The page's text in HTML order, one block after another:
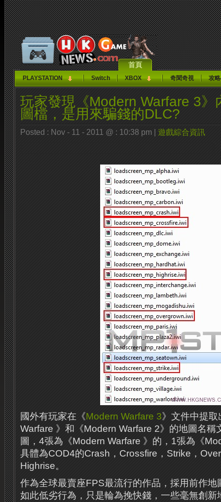
首頁
PLAYSTATION Switch XBOX 奇聞奇視 攻
玩家發現《Modern Warfare 3》
圖檔，是用來騙錢的DLC?
Posted : Nov - 11 - 2011 @ : 10:38 pm | 遊戲綜合資訊
國外有玩家在《Modern Warfare 3》文件中提
Warfare 》和《Modern Warfare 2》的地圖名稱
圖，4張為《Modern Warfare 》的，1張為《
具體為COD4的Crash，Crossfire，Strike，
Highrise。
作為全球最賣座FPS最流行的作品，採用前作地
如此低劣行為，只是輪為挽快錢，一些毫無創新